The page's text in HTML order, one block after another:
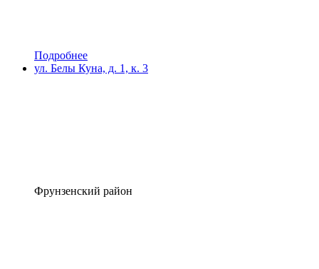
Подробнее
ул. Белы Куна, д. 1, к. 3
Фрунзенский район